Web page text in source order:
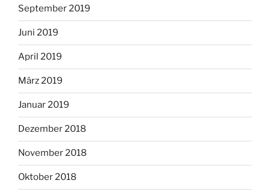
September 2019
Juni 2019
April 2019
März 2019
Januar 2019
Dezember 2018
November 2018
Oktober 2018